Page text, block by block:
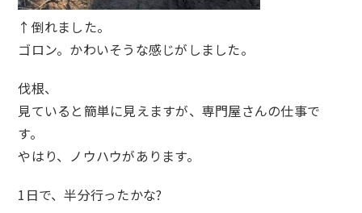
↑倒れました。
ゴロン。かわいそうな感じがしました。
伐根、
見ていると簡単に見えますが、専門屋さんの仕事で
す。
やはり、ノウハウがあります。
1日で、半分行ったかな?